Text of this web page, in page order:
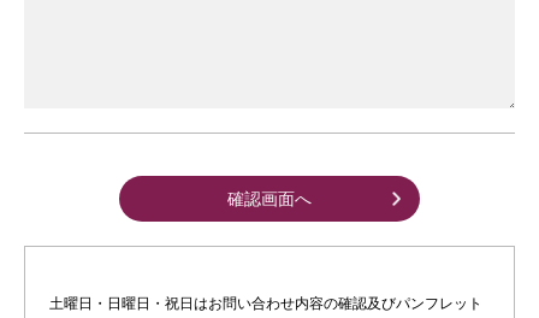
土曜日・日曜日・祝日はお問い合わせ内容の確認及びパンフレット